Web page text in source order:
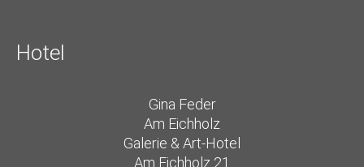
Hotel
Gina Feder
Am Eichholz
Galerie & Art-Hotel
Am Eichholz 21